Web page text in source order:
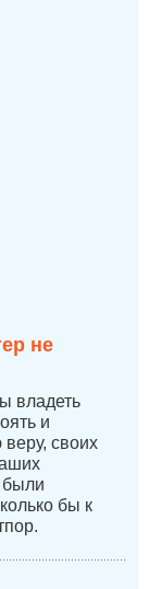
не
владеть
и
своих
были
бы к